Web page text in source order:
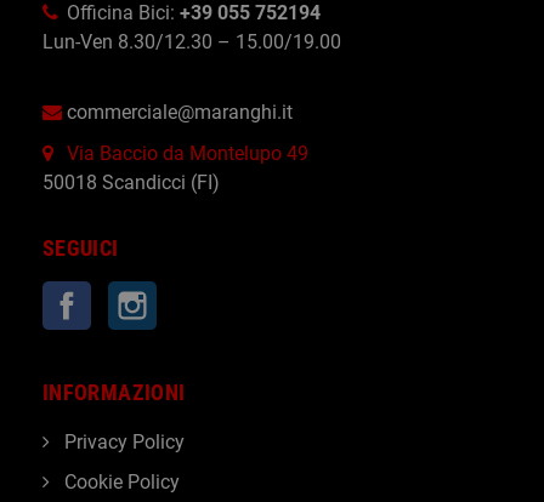
Officina Bici: +39 055 752194
Lun-Ven 8.30/12.30 – 15.00/19.00
commerciale@maranghi.it
Via Baccio da Montelupo 49
50018 Scandicci (FI)
SEGUICI
Facebook
INFORMAZIONI
Privacy Policy
Cookie Policy